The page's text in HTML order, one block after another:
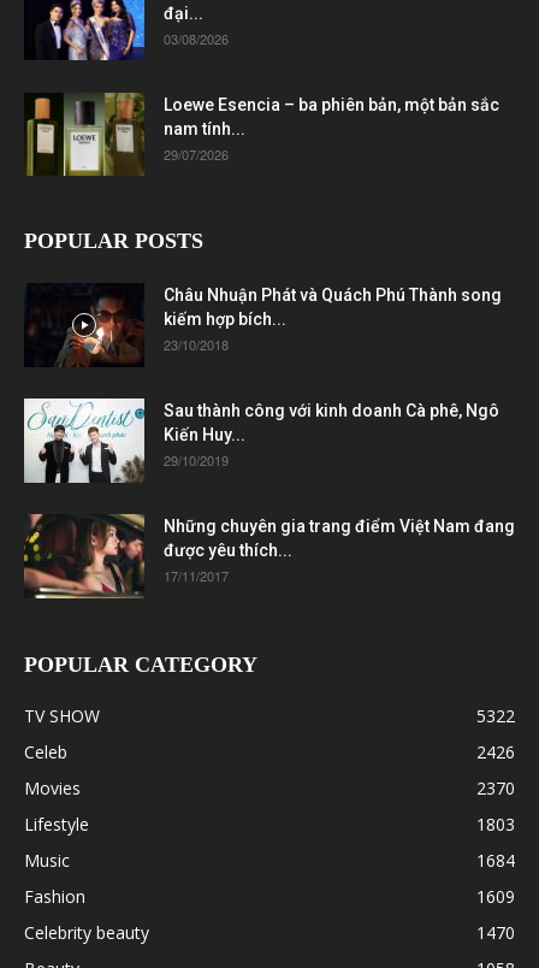
đại...
03/08/2026
Loewe Esencia – ba phiên bản, một bản sắc
nam tính...
29/07/2026
POPULAR POSTS
Châu Nhuận Phát và Quách Phú Thành song
kiếm hợp bích...
23/10/2018
Sau thành công với kinh doanh Cà phê, Ngô
Kiến Huy...
29/10/2019
Những chuyên gia trang điểm Việt Nam đang
được yêu thích...
17/11/2017
POPULAR CATEGORY
TV SHOW
5322
Celeb
2426
Movies
2370
Lifestyle
1803
Music
1684
Fashion
1609
Celebrity beauty
1470